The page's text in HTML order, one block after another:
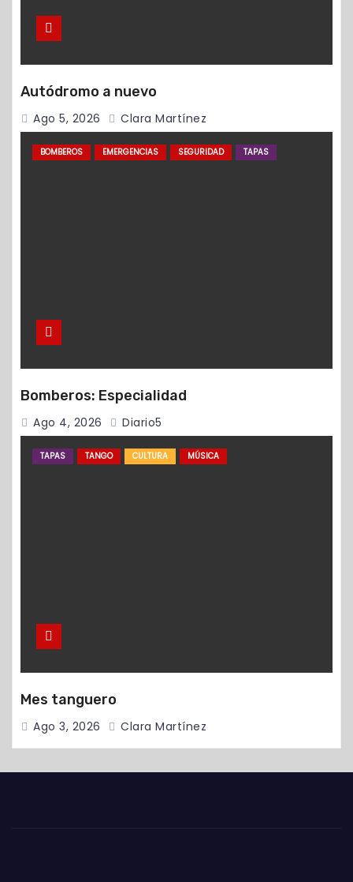
Autódromo a nuevo
Ago 5, 2026 Clara Martínez
BOMBEROS EMERGENCIAS SEGURIDAD TAPAS
Bomberos: Especialidad
Ago 4, 2026 Diario5
TAPAS TANGO CULTURA MÚSICA
Mes tanguero
Ago 3, 2026 Clara Martínez